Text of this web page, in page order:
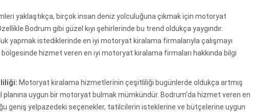
yaklaştıkça, birçok insan deniz yolculuğuna çıkmak için motoryat
Bodrum gibi güzel kıyı şehirlerinde bu trend oldukça yaygındır.
yapmak istediklerinde en iyi motoryat kiralama firmalarıyla çalışmayı
hizmet veren en iyi motoryat kiralama firmaları hakkında bilgi
Motoryat kiralama hizmetlerinin çeşitliliği bugünlerde oldukça artmış
planına uygun bir motoryat bulmak mümkündür. Bodrum’da hizmet veren en
geniş yelpazedeki seçenekler, tatilcilerin isteklerine ve bütçelerine uygun